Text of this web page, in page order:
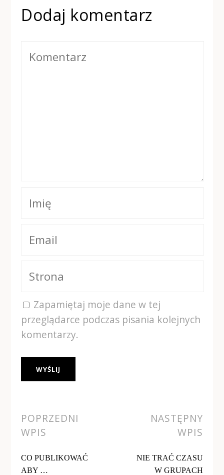
Dodaj komentarz
Zapamiętaj moje dane w tej
przeglądarce podczas pisania kolejnych
komentarzy.
POPRZEDNI
WPIS
CO PUBLIKOWAĆ
ABY …
NASTĘPNY
WPIS
NIE TRAĆ CZASU
W GRUPACH